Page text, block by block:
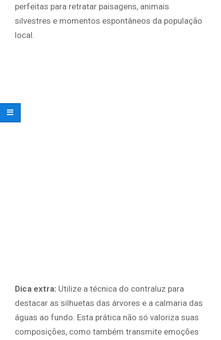
perfeitas para retratar paisagens, animais
silvestres e momentos espontâneos da população
local.
Dica extra: Utilize a técnica do contraluz para
destacar as silhuetas das árvores e a calmaria das
águas ao fundo. Esta prática não só valoriza suas
composições, como também transmite emoções